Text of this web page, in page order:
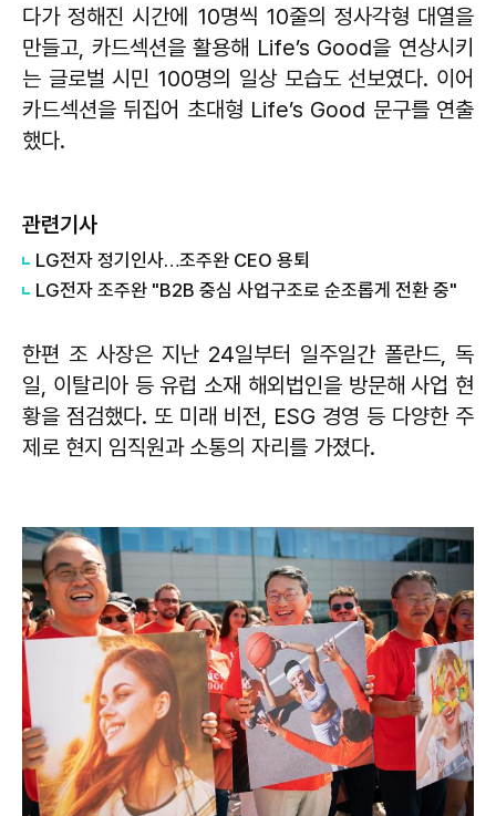
다가 정해진 시간에 10명씩 10줄의 정사각형 대열을
만들고, 카드섹션을 활용해 Life’s Good을 연상시키
는 글로벌 시민 100명의 일상 모습도 선보였다. 이어
카드섹션을 뒤집어 초대형 Life’s Good 문구를 연출
했다.
관련기사
LG전자 정기인사…조주완 CEO 용퇴
LG전자 조주완 "B2B 중심 사업구조로 순조롭게 전환 중"
한편 조 사장은 지난 24일부터 일주일간 폴란드, 독
일, 이탈리아 등 유럽 소재 해외법인을 방문해 사업 현
황을 점검했다. 또 미래 비전, ESG 경영 등 다양한 주
제로 현지 임직원과 소통의 자리를 가졌다.